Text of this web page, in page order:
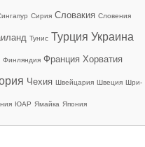
Сирия Словакия Словения
Тунис Турция Украина
Финляндия Франция Хорватия
Чехия Швейцария Швеция Шри-
ЮАР Ямайка Япония